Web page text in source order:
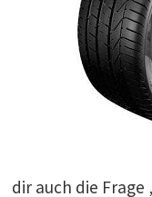
dir auch die Frage